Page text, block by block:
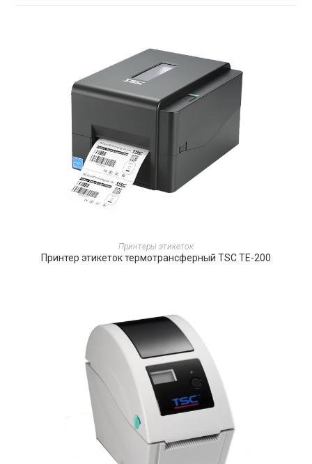
ПОДРОБНЕЕ
Принтеры этикеток
Принтер этикеток термотрансферный TSC TE-200